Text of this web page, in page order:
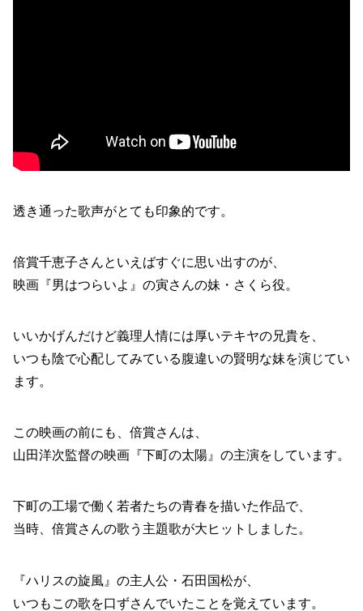
透き通った歌声がとても印象的です。
倍賞千恵子さんといえばすぐに思い出すのが、
映画『男はつらいよ』の寅さんの妹・さくら役。
いいかげんだけど義理人情には厚いテキヤの兄貴を、
いつも陰で心配してみている腹違いの賢明な妹を演じてい
ます。
この映画の前にも、倍賞さんは、
山田洋次監督の映画『下町の太陽』の主演をしています。
下町の工場で働く若者たちの青春を描いた作品で、
当時、倍賞さんの歌う主題歌が大ヒットしました。
『ハリスの旋風』の主人公・石田国松が、
いつもこの歌を口ずさんでいたことを覚えています。